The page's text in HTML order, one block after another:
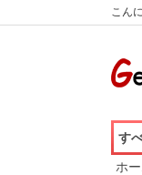
こん
す
ホ